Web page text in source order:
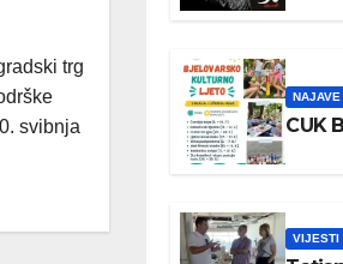
trg
svibnja
NAJAVE
CUK
VIJESTI